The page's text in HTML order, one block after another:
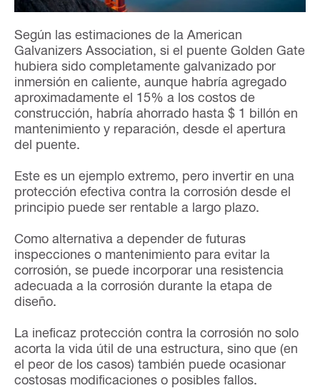
Según las estimaciones de la American
Galvanizers Association, si el puente Golden Gate
hubiera sido completamente galvanizado por
inmersión en caliente, aunque habría agregado
aproximadamente el 15% a los costos de
construcción, habría ahorrado hasta $ 1 billón en
mantenimiento y reparación, desde el apertura
del puente.
Este es un ejemplo extremo, pero invertir en una
protección efectiva contra la corrosión desde el
principio puede ser rentable a largo plazo.
Como alternativa a depender de futuras
inspecciones o mantenimiento para evitar la
corrosión, se puede incorporar una resistencia
adecuada a la corrosión durante la etapa de
diseño.
La ineficaz protección contra la corrosión no solo
acorta la vida útil de una estructura, sino que (en
el peor de los casos) también puede ocasionar
costosas modificaciones o posibles fallos.